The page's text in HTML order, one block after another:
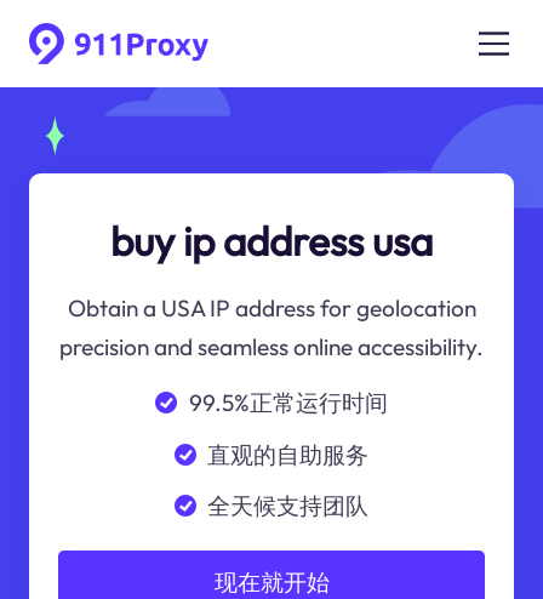
buy ip address usa
Obtain a USA IP address for geolocation
precision and seamless online accessibility.
99.5%正常运行时间
直观的自助服务
全天候支持团队
现在就开始